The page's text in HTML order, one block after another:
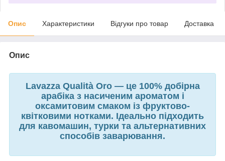
Опис Характеристики Відгуки про товар Доставка
Опис
Lavazza Qualità Oro — це 100% добірна
арабіка з насиченим ароматом і
оксамитовим смаком із фруктово-
квітковими нотками. Ідеально підходить
для кавомашин, турки та альтернативних
способів заварювання.